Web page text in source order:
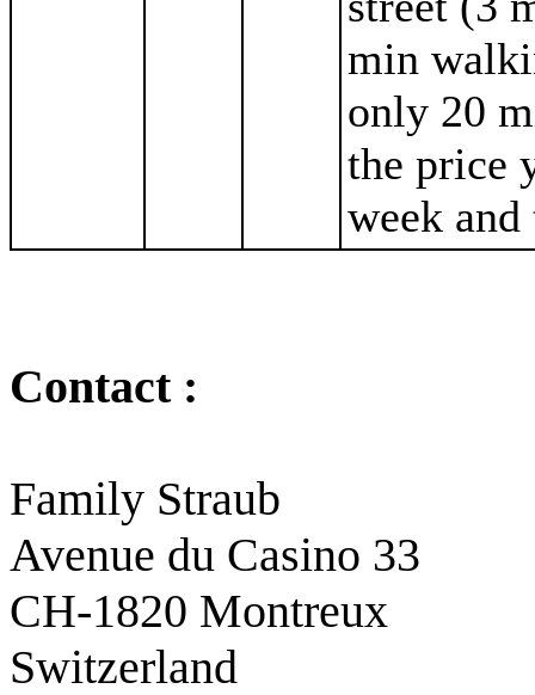
min
only 20
the price
week
Contact :
Family Straub
Avenue du Casino 33
CH-1820 Montreux
Switzerland